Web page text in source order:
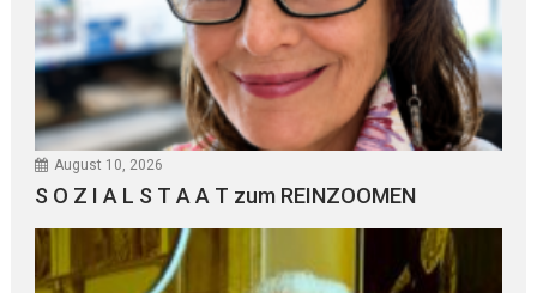
August 10, 2026
S O Z I A L S T A A T zum REINZOOMEN